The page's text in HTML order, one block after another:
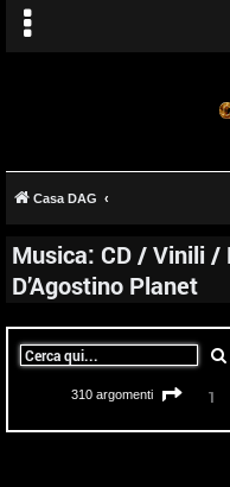
Casa DAG
Musica: CD / Vinili /
D’Agostino Planet
310 argomenti Pagina
1